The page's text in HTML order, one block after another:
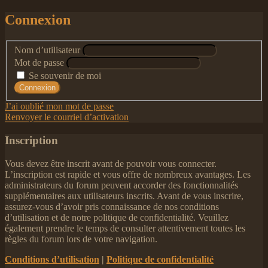
Connexion
Nom d’utilisateur
Mot de passe
Se souvenir de moi
J’ai oublié mon mot de passe
Renvoyer le courriel d’activation
Inscription
Vous devez être inscrit avant de pouvoir vous connecter.
L’inscription est rapide et vous offre de nombreux avantages. Les
administrateurs du forum peuvent accorder des fonctionnalités
supplémentaires aux utilisateurs inscrits. Avant de vous inscrire,
assurez-vous d’avoir pris connaissance de nos conditions
d’utilisation et de notre politique de confidentialité. Veuillez
également prendre le temps de consulter attentivement toutes les
règles du forum lors de votre navigation.
Conditions d’utilisation | Politique de confidentialité